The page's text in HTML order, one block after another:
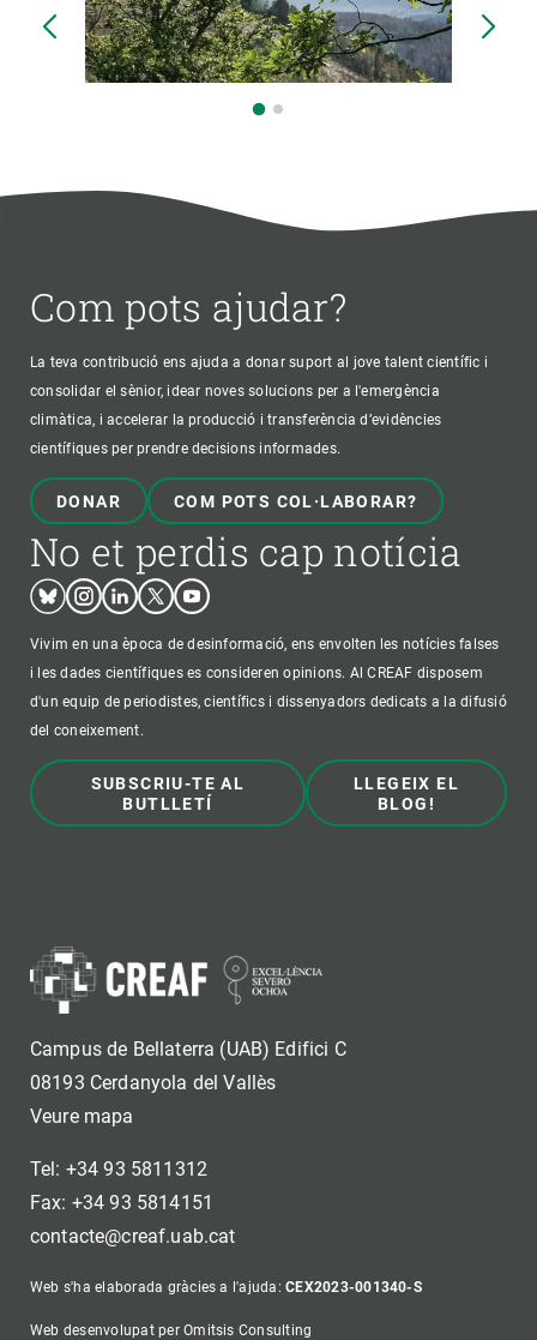
Com pots ajudar?
La teva contribució ens ajuda a donar suport al jove talent científic i
consolidar el sènior, idear noves solucions per a l'emergència
climàtica, i accelerar la producció i transferència d’evidències
científiques per prendre decisions informades.
DONAR COM POTS COL·LABORAR?
No et perdis cap notícia
BlueskyInstagram
LinkedinTwitterYoutube
Vivim en una època de desinformació, ens envolten les notícies falses
i les dades científiques es consideren opinions. Al CREAF disposem
d'un equip de periodistes, científics i dissenyadors dedicats a la difusió
del coneixement.
SUBSCRIU-TE AL
BUTLLETÍ
LLEGEIX EL
BLOG!
Campus de Bellaterra (UAB) Edifici C
08193 Cerdanyola del Vallès
Veure mapa
Tel: +34 93 5811312
Fax: +34 93 5814151
contacte@creaf.uab.cat
Web s'ha elaborada gràcies a l'ajuda:CEX2023-001340-S
Web desenvolupat per Omitsis Consulting